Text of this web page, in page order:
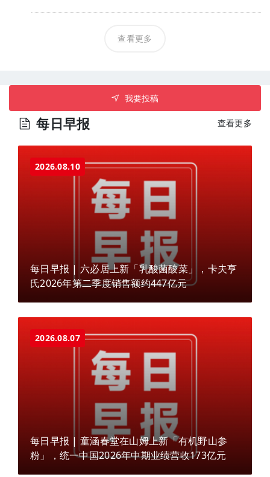
查看更多
我要投稿
每日早报 查看更多
2026.08.10
每日早报 | 六必居上新「乳酸菌酸菜」，卡夫亨
氏2026年第二季度销售额约447亿元
2026.08.07
每日早报 | 童涵春堂在山姆上新「有机野山参
粉」，统一中国2026年中期业绩营收173亿元